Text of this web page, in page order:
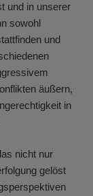
und in unserer
sowohl
und
äußern,
in
nicht nur
gelöst